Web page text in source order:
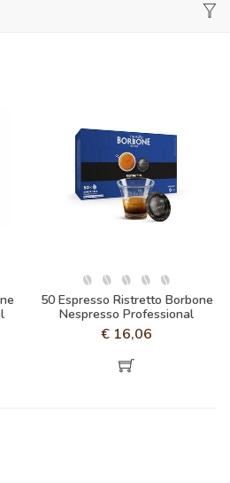
50 Espresso Ristretto Borbone
Nespresso Professional
€ 16,06